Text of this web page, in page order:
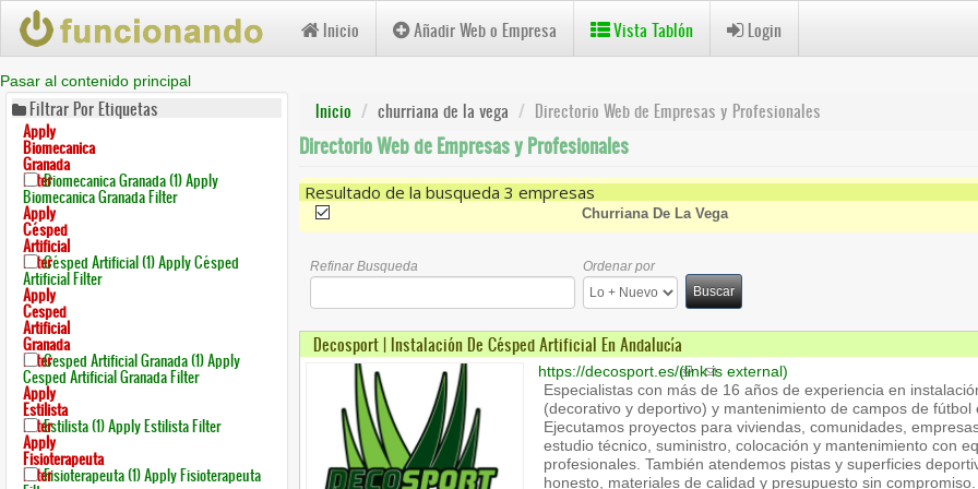
Pasar al contenido principal
Inicio Añadir Web o Empresa Vista Tablón Login
Filtrar Por Etiquetas
Apply
Biomecanica
Granada
FilterBiomecanica Granada (1)Apply
Biomecanica Granada Filter
Apply
Césped
Artificial
FilterCésped Artificial (1)Apply Césped
Artificial Filter
Apply
Cesped
Artificial
Granada
FilterCesped Artificial Granada (1)Apply
Cesped Artificial Granada Filter
Apply
Estilista
FilterEstilista (1)Apply Estilista Filter
Apply
Fisioterapeuta
FilterFisioterapeuta (1)Apply Fisioterapeuta
Inicio churriana de la vega Directorio Web de Empresas y Profesionales
Directorio Web de Empresas y Profesionales
Resultado de la busqueda 3 empresas
(-) Churriana De La Vega
Refinar Busqueda
Ordenar por
Buscar
Decosport | Instalación De Césped Artificial En Andalucía
https://decosport.es/(link is external)
Especialistas con más de 16 años de experiencia en
(decorativo y deportivo) y mantenimiento de campos de fútbol
Ejecutamos proyectos para viviendas, comunidades,
estudio técnico, suministro, colocación y mantenimiento con
profesionales. También atendemos pistas y superficies
honesto, materiales de calidad y presupuesto sin compromiso.